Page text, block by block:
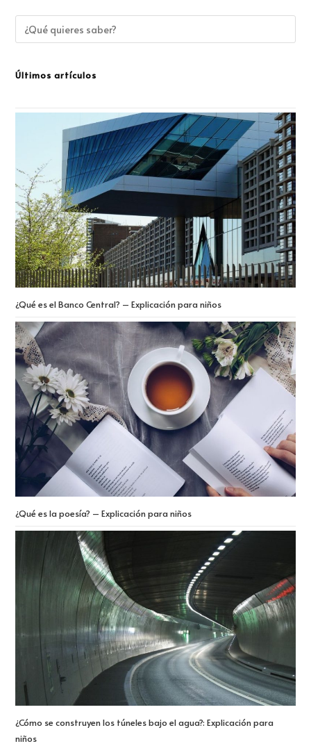
Últimos artículos
¿Qué es el Banco Central? – Explicación para niños
¿Qué es la poesía? – Explicación para niños
¿Cómo se construyen los túneles bajo el agua?: Explicación para
niños